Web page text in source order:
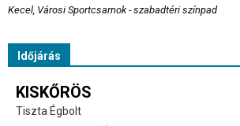
Kecel, Városi Sportcsarnok - szabadtéri színpad
Időjárás
KISKŐRÖS
Tiszta Égbolt